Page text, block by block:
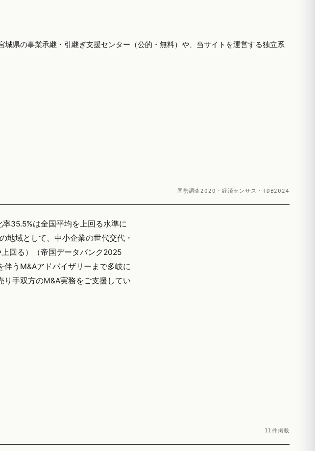
県の事業承継・引継ぎ支援センター（公的・無料）や、当サイトを運営する独立系
国勢調査2020・経済センサス・TDB2024
35.5%は全国平均を上回る水準に
地域として、中小企業の世代交代・
回る）（帝国データバンク2025
うM&Aアドバイザリーまで多岐に
手双方のM&A実務をご支援してい
11件掲載